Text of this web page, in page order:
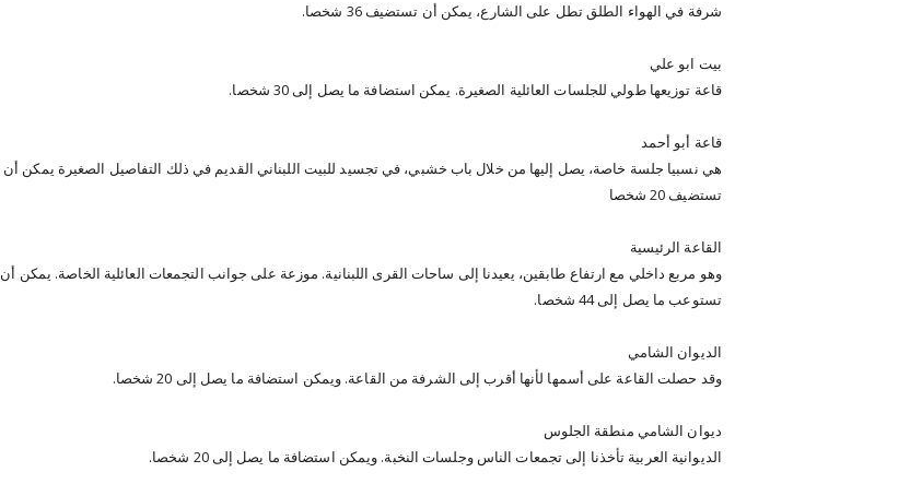
شرفة في الهواء الطلق تطل على الشارع، يمكن أن تستضيف 36 شخصا.
بيت ابو علي
قاعة توزيعها طولي للجلسات العائلية الصغيرة. يمكن استضافة ما يصل إلى 30 شخصا.
قاعة أبو أحمد
هي نسبيا جلسة خاصة، يصل إليها من خلال باب خشبي، في تجسيد للبيت اللبناني القديم في ذلك التفاصيل الصغيرة يمكن أن
تستضيف 20 شخصا
القاعة الرئيسية
وهو مربع داخلي مع ارتفاع طابقين، يعيدنا إلى ساحات القرى اللبنانية. موزعة على جوانب التجمعات العائلية الخاصة. يمكن أن
تستوعب ما يصل إلى 44 شخصا.
الديوان الشامي
وقد حصلت القاعة على أسمها لأنها أقرب إلى الشرفة من القاعة. ويمكن استضافة ما يصل إلى 20 شخصا.
ديوان الشامي منطقة الجلوس
الديوانية العربية تأخذنا إلى تجمعات الناس وجلسات النخبة. ويمكن استضافة ما يصل إلى 20 شخصا.